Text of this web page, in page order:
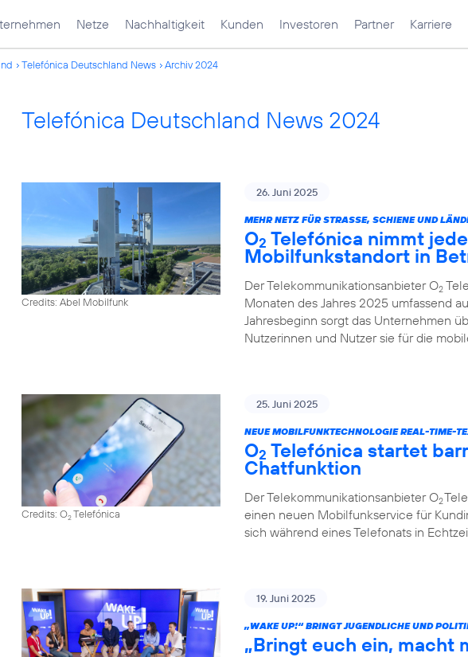
Netze Nachhaltigkeit Kunden Investoren Partner Karriere
Telefónica Deutschland News Archiv 2024
Telefónica Deutschland News 2024
Credits: Abel Mobilfunk
26. Juni 2025
MEHR NETZ FÜR STRASSE, SCHIENE UND
O2 Telefónica nimmt
Mobilfunkstandort in
Der Telekommunikationsanbieter O2
Monaten des Jahres 2025 umfassend
Jahresbeginn sorgt das Unternehmen
Nutzerinnen und Nutzer sie für die
Credits: O2Telefónica
25. Juni 2025
NEUE MOBILFUNKTECHNOLOGIE REAL-TIME-
O2 Telefónica startet
Chatfunktion
Der Telekommunikationsanbieter O2
einen neuen Mobilfunkservice für
sich während eines Telefonats in
19. Juni 2025
„WAKE UP!“ BRINGT JUGENDLICHE UND
„Bringt euch ein, macht